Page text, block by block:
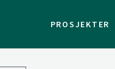
PROSJEKTER